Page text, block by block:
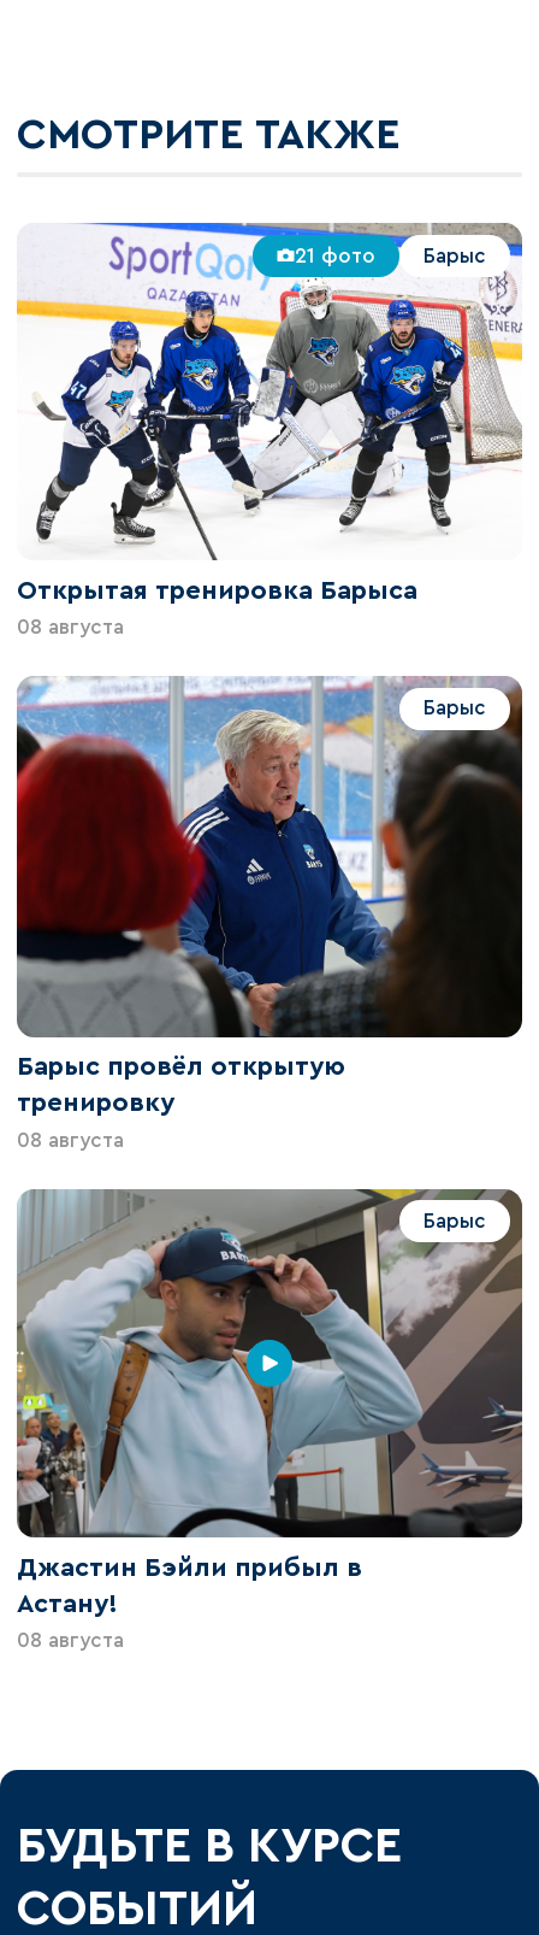
СМОТРИТЕ ТАКЖЕ
21 фото Барыс
Открытая тренировка Барыса
08 августа
Барыс
Барыс провёл открытую
тренировку
08 августа
Барыс
Джастин Бэйли прибыл в
Астану!
08 августа
БУДЬТЕ В КУРСЕ
СОБЫТИЙ